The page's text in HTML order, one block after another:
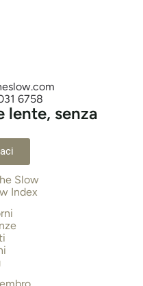
6758
lente, senza
Slow
Index